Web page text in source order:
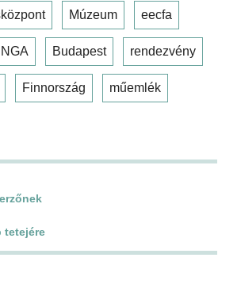
Múzeum eecfa
Budapest rendezvény
Finnország műemlék
tetejére